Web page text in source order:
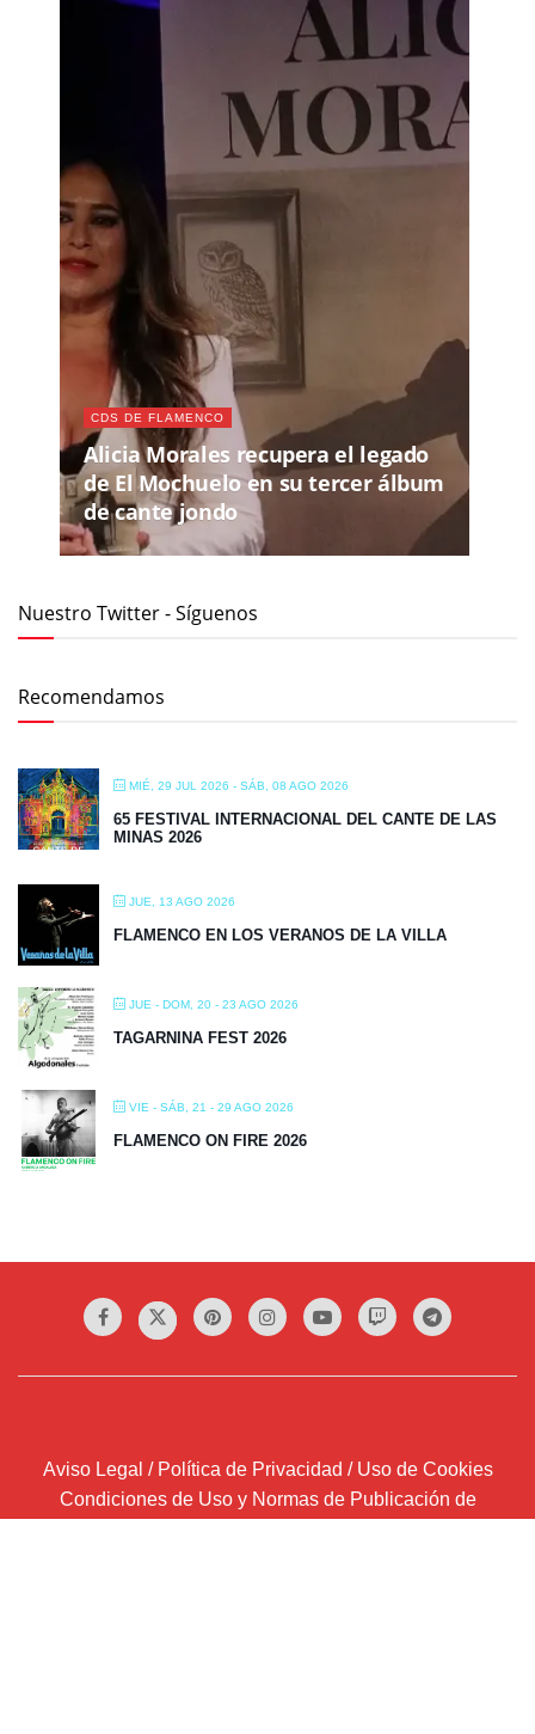
CDS DE FLAMENCO
Alicia Morales recupera el legado
de El Mochuelo en su tercer álbum
de cante jondo
Nuestro Twitter - Síguenos
Recomendamos
MIÉ, 29 JUL 2026 - SÁB, 08 AGO 2026
65 FESTIVAL INTERNACIONAL DEL CANTE DE LAS
MINAS 2026
JUE, 13 AGO 2026
FLAMENCO EN LOS VERANOS DE LA VILLA
JUE - DOM, 20 - 23 AGO 2026
TAGARNINA FEST 2026
VIE - SÁB, 21 - 29 AGO 2026
FLAMENCO ON FIRE 2026
Aviso Legal / Política de Privacidad / Uso de Cookies
Condiciones de Uso y Normas de Publicación de